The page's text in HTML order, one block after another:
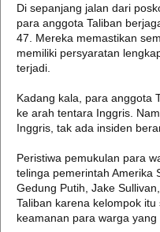
Di sepanjang jalan dari
para anggota Taliban
47. Mereka memastikan
memiliki persyaratan
terjadi.
Kadang kala, para anggota
ke arah tentara Inggris.
Inggris, tak ada insiden
Peristiwa pemukulan para
telinga pemerintah Amerika
Gedung Putih, Jake
Taliban karena kelompok
keamanan para warga yang